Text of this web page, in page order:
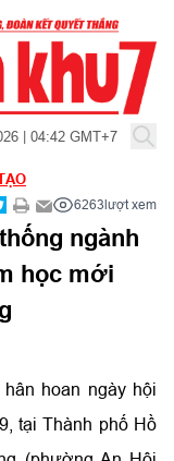
| 04:42 GMT+7
6263lượt xem
ngành
học mới
hoan ngày hội
tại Thành phố Hồ